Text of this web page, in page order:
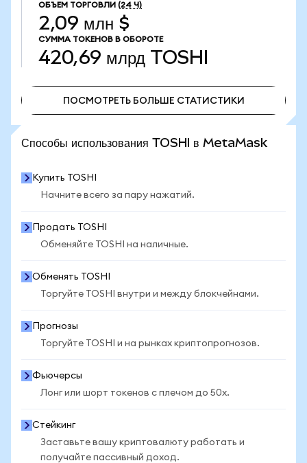
ОБЪЕМ ТОРГОВЛИ (24 Ч)
2,09 млн $
СУММА ТОКЕНОВ В ОБОРОТЕ
420,69 млрд TOSHI
ПОСМОТРЕТЬ БОЛЬШЕ СТАТИСТИКИ
Способы использования TOSHI в MetaMask
Купить TOSHI
Начните всего за пару нажатий.
Продать TOSHI
Обменяйте TOSHI на наличные.
Обменять TOSHI
Торгуйте TOSHI внутри и между блокчейнами.
Прогнозы
Торгуйте TOSHI и на рынках криптопрогнозов.
Фьючерсы
Лонг или шорт токенов с плечом до 50x.
Стейкинг
Заставьте вашу криптовалюту работать и
получайте пассивный доход.